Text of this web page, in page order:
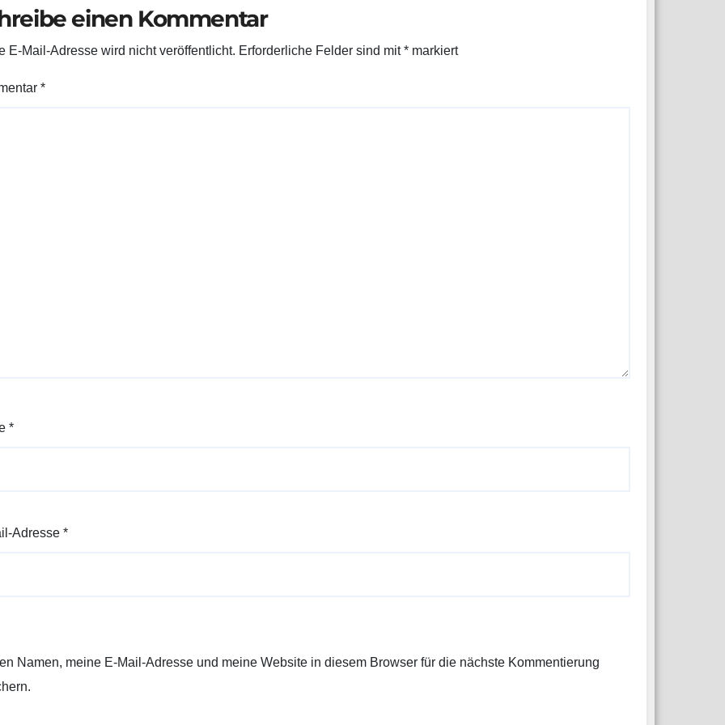
einen Kommentar
E-Mail-Adresse wird nicht veröffentlicht. Erforderliche Felder sind mit* markiert
*
*
Adresse *
Namen, meine E-Mail-Adresse und meine Website in diesem Browser für die nächste Kommentierung